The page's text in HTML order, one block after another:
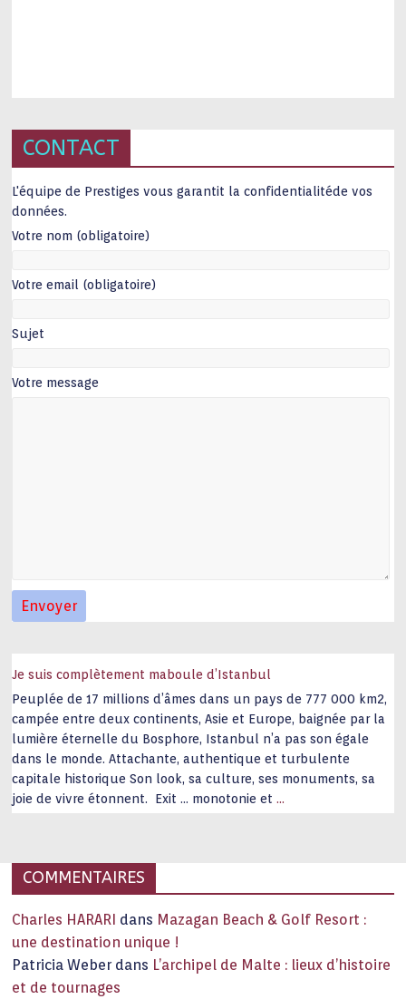
CONTACT
L'équipe de Prestiges vous garantit la confidentialitéde vos
données.
Votre nom (obligatoire)
Votre email (obligatoire)
Sujet
Votre message
Je suis complètement maboule d’Istanbul
Peuplée de 17 millions d’âmes dans un pays de 777 000 km2,
campée entre deux continents, Asie et Europe, baignée par la
lumière éternelle du Bosphore, Istanbul n’a pas son égale
dans le monde. Attachante, authentique et turbulente
capitale historique Son look, sa culture, ses monuments, sa
joie de vivre étonnent. Exit … monotonie et…
COMMENTAIRES
Charles HARARI dans Mazagan Beach & Golf Resort :
une destination unique !
Patricia Weber dans L’archipel de Malte : lieux d’histoire
et de tournages